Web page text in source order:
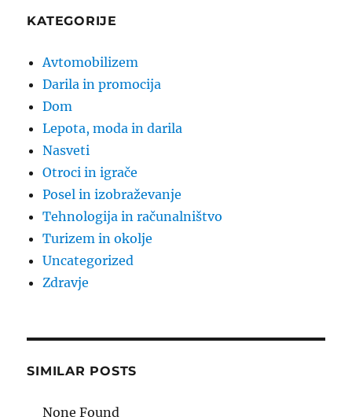
KATEGORIJE
Avtomobilizem
Darila in promocija
Dom
Lepota, moda in darila
Nasveti
Otroci in igrače
Posel in izobraževanje
Tehnologija in računalništvo
Turizem in okolje
Uncategorized
Zdravje
SIMILAR POSTS
None Found